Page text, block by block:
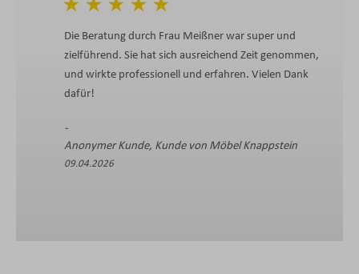
Die Beratung durch Frau Meißner war super und
zielführend. Sie hat sich ausreichend Zeit genommen,
und wirkte professionell und erfahren. Vielen Dank
dafür!
Anonymer Kunde, Kunde von Möbel Knappstein
09.04.2026